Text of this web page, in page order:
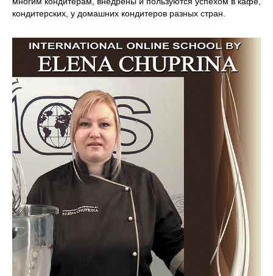
кондитерских, у домашних кондитеров разных стран.